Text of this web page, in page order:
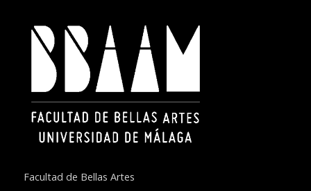
Facultad de Bellas Artes